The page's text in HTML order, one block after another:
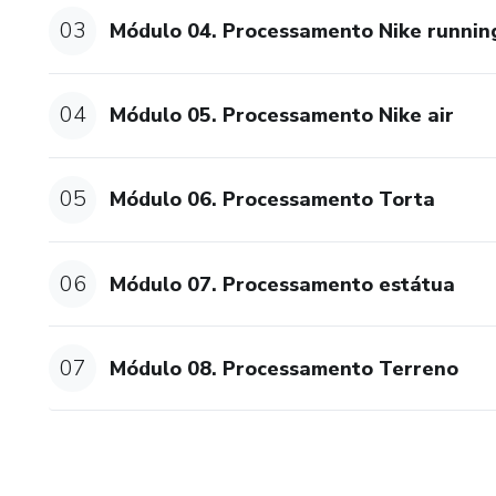
03 Módulo 04. Processamento Nike
04 Módulo 05. Processamento Nike air
05 Módulo 06. Processamento Torta
06 Módulo 07. Processamento estátua
07 Módulo 08. Processamento Terreno